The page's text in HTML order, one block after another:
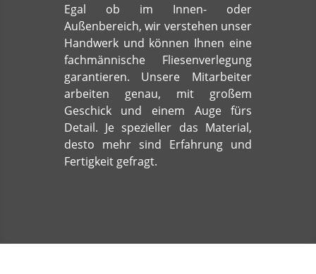
Egal ob im Innen- oder
Außenbereich, wir verstehen unser
Handwerk und können Ihnen eine
fachmännische Fliesenverlegung
garantieren. Unsere Mitarbeiter
arbeiten genau, mit großem
Geschick und einem Auge fürs
Detail. Je spezieller das Material,
desto mehr sind Erfahrung und
Fertigkeit gefragt.